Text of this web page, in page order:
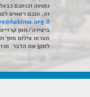
נפגעה זכותכם
זה, הנכם רשאים
ביצירה/מתן
תצרפו צילום מסך
לתקן את הדבר.